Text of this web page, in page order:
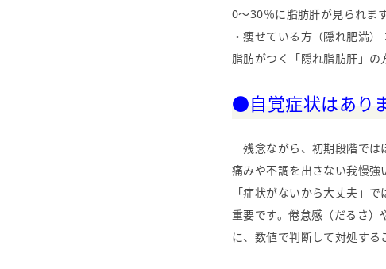
0〜30％に脂肪肝が見られます
・痩せている方（隠れ肥満
脂肪がつく「隠れ脂肪肝」の
●自覚症状はあり
残念ながら、初期段階では
痛みや不調を出さない我慢強
「症状がないから大丈夫」
重要です。倦怠感（だるさ
に、数値で判断して対処する